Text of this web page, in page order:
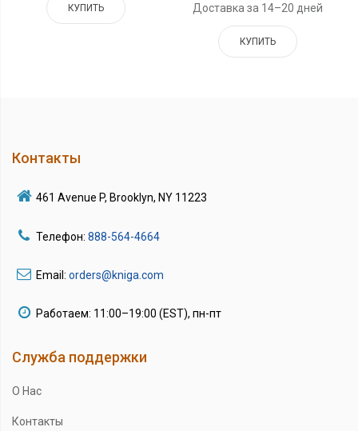
КУПИТЬ Доставка за 14–20 дней
КУПИТЬ
Контакты
461 Avenue P, Brooklyn, NY 11223
Телефон: 888-564-4664
Email: orders@kniga.com
Работаем: 11:00–19:00 (EST), пн-пт
Служба поддержки
О Нас
Контакты